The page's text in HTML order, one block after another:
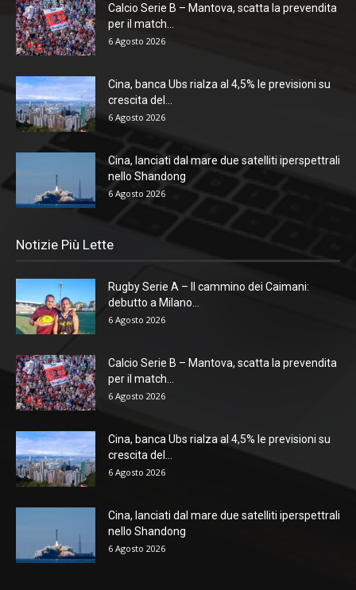
Calcio Serie B – Mantova, scatta la prevendita
per il match...
6 Agosto 2026
Cina, banca Ubs rialza al 4,5% le previsioni su
crescita del...
6 Agosto 2026
Cina, lanciati dal mare due satelliti iperspettrali
nello Shandong
6 Agosto 2026
Notizie Più Lette
Rugby Serie A – Il cammino dei Caimani:
debutto a Milano...
6 Agosto 2026
Calcio Serie B – Mantova, scatta la prevendita
per il match...
6 Agosto 2026
Cina, banca Ubs rialza al 4,5% le previsioni su
crescita del...
6 Agosto 2026
Cina, lanciati dal mare due satelliti iperspettrali
nello Shandong
6 Agosto 2026